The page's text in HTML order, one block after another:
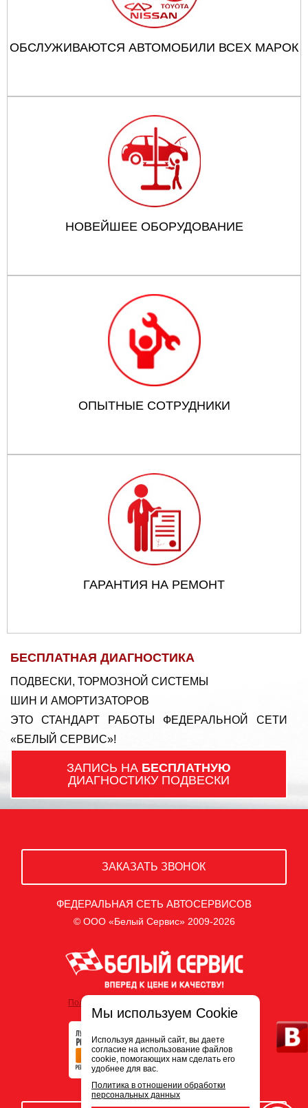
ОБСЛУЖИВАЮТСЯ АВТОМОБИЛИ ВСЕХ МАРОК
НОВЕЙШЕЕ ОБОРУДОВАНИЕ
ОПЫТНЫЕ СОТРУДНИКИ
ГАРАНТИЯ НА РЕМОНТ
БЕСПЛАТНАЯ ДИАГНОСТИКА
ПОДВЕСКИ, ТОРМОЗНОЙ СИСТЕМЫ
ШИН И АМОРТИЗАТОРОВ
ЭТО СТАНДАРТ РАБОТЫ ФЕДЕРАЛЬНОЙ СЕТИ
«БЕЛЫЙ СЕРВИС»!
ЗАПИСЬ НА БЕСПЛАТНУЮ
ДИАГНОСТИКУ ПОДВЕСКИ
ЗАКАЗАТЬ ЗВОНОК
ФЕДЕРАЛЬНАЯ СЕТЬ АВТОСЕРВИСОВ
© ООО «Белый Сервис» 2009-2026
Политика обработки персональных данных
Мы используем Cookie
Используя данный сайт, вы даете
согласие на использование файлов
cookie, помогающих нам сделать его
удобнее для вас.
Политика в отношении обработки
персональных данных